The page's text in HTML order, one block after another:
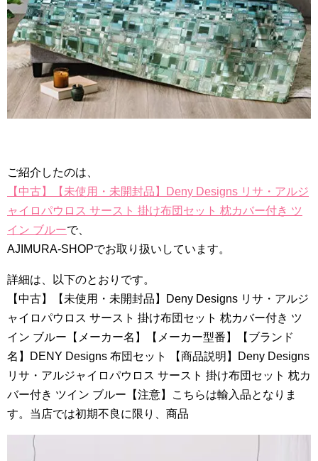
ご紹介したのは、
【中古】【未使用・未開封品】Deny Designs リサ・アルジ
ャイロパウロス サースト 掛け布団セット 枕カバー付き ツ
イン ブルーで、
AJIMURA-SHOPでお取り扱いしています。
詳細は、以下のとおりです。
【中古】【未使用・未開封品】Deny Designs リサ・アルジ
ャイロパウロス サースト 掛け布団セット 枕カバー付き ツ
イン ブルー【メーカー名】【メーカー型番】【ブランド
名】DENY Designs 布団セット 【商品説明】Deny Designs
リサ・アルジャイロパウロス サースト 掛け布団セット 枕カ
バー付き ツイン ブルー【注意】こちらは輸入品となりま
す。当店では初期不良に限り、商品